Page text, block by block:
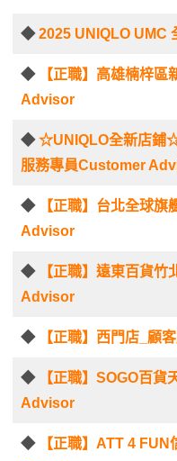
◆2025 UNIQLO UMC
◆
【正職】高雄楠梓
Advisor
◆☆UNIQLO全新店鋪
服務專員Customer
◆
【正職】台北全球
Advisor
◆
【正職】遠東百貨
Advisor
◆ 【正職】西門店_顧
◆
【正職】SOGO百
Advisor
◆
【正職】ATT 4